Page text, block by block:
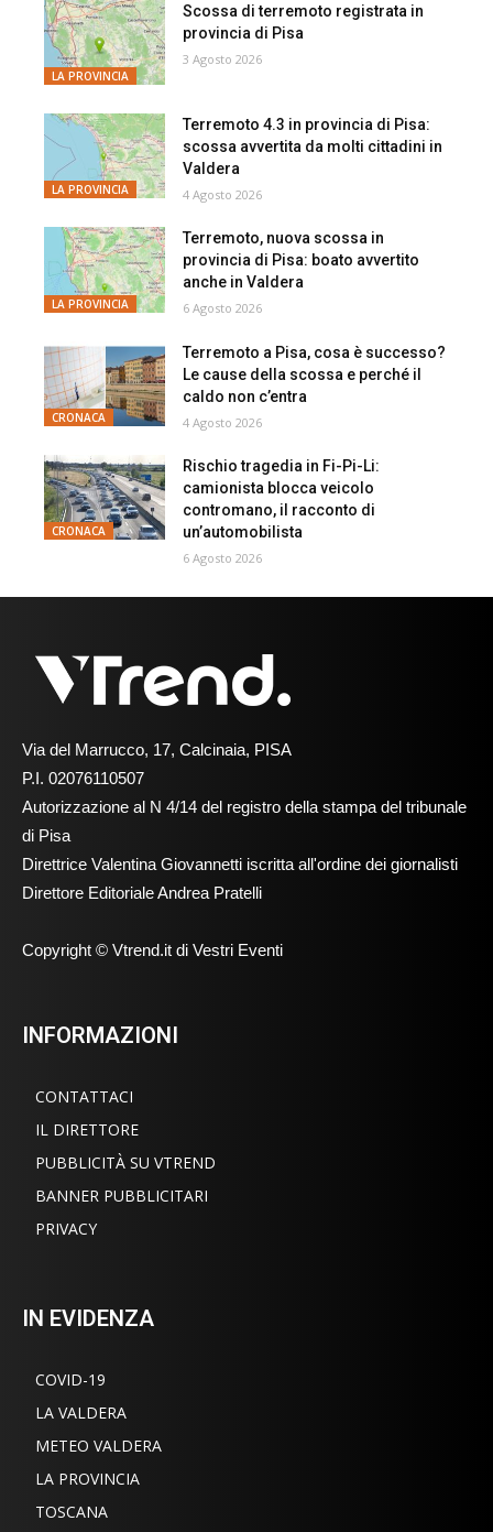
LA PROVINCIA
Scossa di terremoto registrata in
provincia di Pisa
3 Agosto 2026
LA PROVINCIA
Terremoto 4.3 in provincia di Pisa:
scossa avvertita da molti cittadini in
Valdera
4 Agosto 2026
LA PROVINCIA
Terremoto, nuova scossa in
provincia di Pisa: boato avvertito
anche in Valdera
6 Agosto 2026
CRONACA
Terremoto a Pisa, cosa è successo?
Le cause della scossa e perché il
caldo non c’entra
4 Agosto 2026
CRONACA
Rischio tragedia in Fi-Pi-Li:
camionista blocca veicolo
contromano, il racconto di
un’automobilista
6 Agosto 2026
Via del Marrucco, 17, Calcinaia, PISA
P.I. 02076110507
Autorizzazione al N 4/14 del registro della stampa del tribunale
di Pisa
Direttrice Valentina Giovannetti iscritta all'ordine dei giornalisti
Direttore Editoriale Andrea Pratelli
Copyright © Vtrend.it di Vestri Eventi
INFORMAZIONI
CONTATTACI
IL DIRETTORE
PUBBLICITÀ SU VTREND
BANNER PUBBLICITARI
PRIVACY
IN EVIDENZA
COVID-19
LA VALDERA
METEO VALDERA
LA PROVINCIA
TOSCANA